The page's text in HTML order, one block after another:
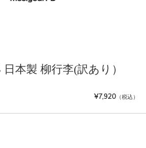
日本製 柳行李(訳あり）
¥7,920 （税込）